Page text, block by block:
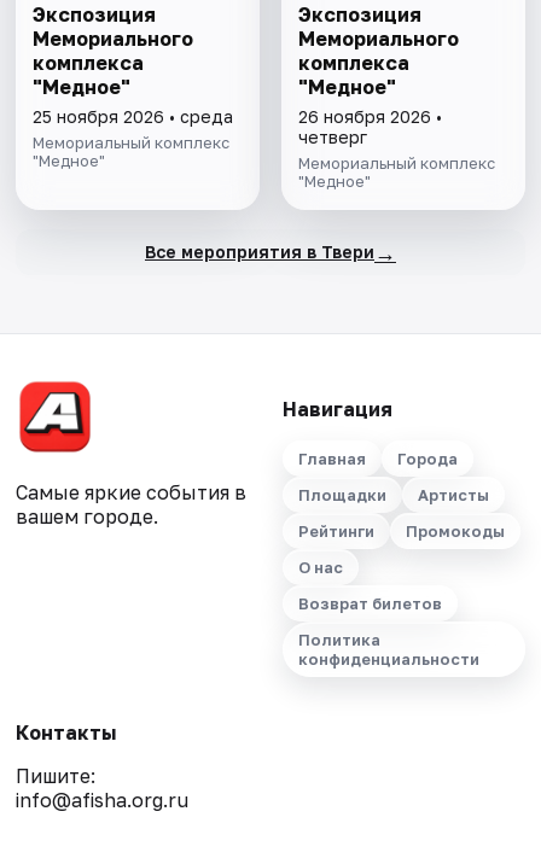
Экспозиция
Мемориального
комплекса
"Медное"
25 ноября 2026 • среда
Мемориальный комплекс
"Медное"
Экспозиция
Мемориального
комплекса
"Медное"
26 ноября 2026 •
четверг
Мемориальный комплекс
"Медное"
Все мероприятия в Твери →
Самые яркие события в
вашем городе.
Навигация
Главная
Города
Площадки
Артисты
Рейтинги
Промокоды
О нас
Возврат билетов
Политика
конфиденциальности
Контакты
Пишите:
info@afisha.org.ru